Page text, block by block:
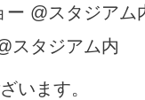
ー @スタジアム
スタジアム内
います。